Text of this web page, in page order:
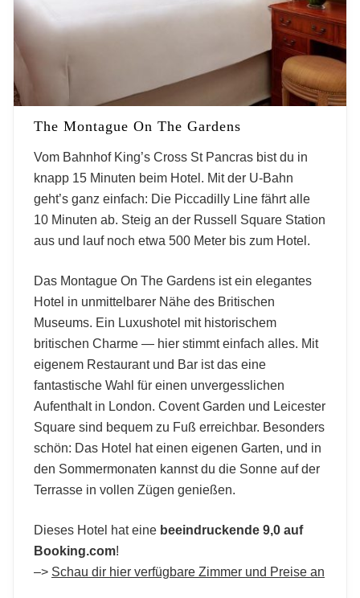
The Montague On The Gardens
Vom Bahnhof King’s Cross St Pancras bist du in
knapp 15 Minuten beim Hotel. Mit der U-Bahn
geht’s ganz einfach: Die Piccadilly Line fährt alle
10 Minuten ab. Steig an der Russell Square Station
aus und lauf noch etwa 500 Meter bis zum Hotel.
Das Montague On The Gardens ist ein elegantes
Hotel in unmittelbarer Nähe des Britischen
Museums. Ein Luxushotel mit historischem
britischen Charme — hier stimmt einfach alles. Mit
eigenem Restaurant und Bar ist das eine
fantastische Wahl für einen unvergesslichen
Aufenthalt in London. Covent Garden und Leicester
Square sind bequem zu Fuß erreichbar. Besonders
schön: Das Hotel hat einen eigenen Garten, und in
den Sommermonaten kannst du die Sonne auf der
Terrasse in vollen Zügen genießen.
Dieses Hotel hat eine beeindruckende 9,0 auf
Booking.com!
–> Schau dir hier verfügbare Zimmer und Preise an